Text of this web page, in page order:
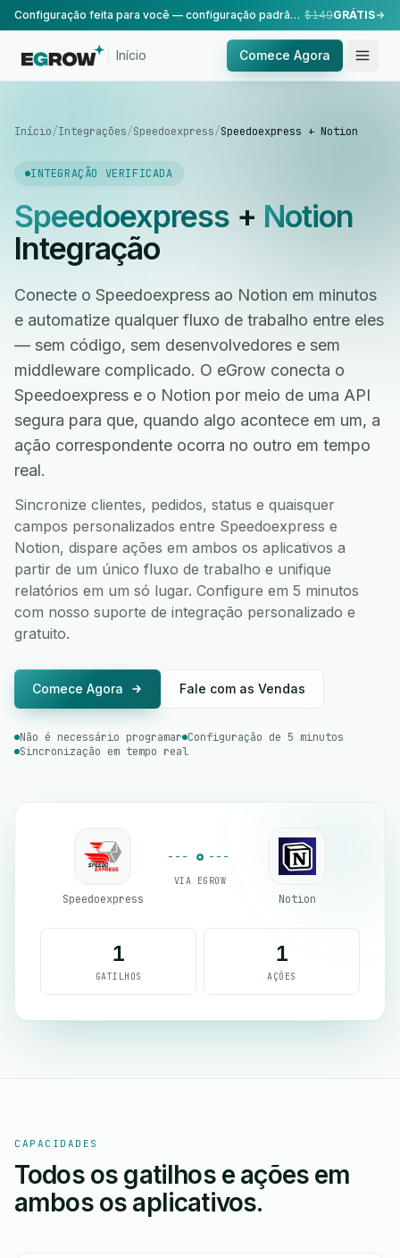
Configuração feita para você — configuração padrão, realizada pela nossa equipe. $149GRÁTIS
Início Comece Agora
Início/Integrações/Speedoexpress/Speedoexpress + Notion
INTEGRAÇÃO VERIFICADA
Speedoexpress+ Notion
Integração
Conecte o Speedoexpress ao Notion em minutos
e automatize qualquer fluxo de trabalho entre eles
— sem código, sem desenvolvedores e sem
middleware complicado. O eGrow conecta o
Speedoexpress e o Notion por meio de uma API
segura para que, quando algo acontece em um, a
ação correspondente ocorra no outro em tempo
real.
Sincronize clientes, pedidos, status e quaisquer
campos personalizados entre Speedoexpress e
Notion, dispare ações em ambos os aplicativos a
partir de um único fluxo de trabalho e unifique
relatórios em um só lugar. Configure em 5 minutos
com nosso suporte de integração personalizado e
gratuito.
Comece Agora Fale com as Vendas
Não é necessário programar Configuração de 5 minutos
Sincronização em tempo real
Speedoexpress
VIA EGROW
Notion
1
GATILHOS
1
AÇÕES
CAPACIDADES
Todos os gatilhos e ações em
ambos os aplicativos.